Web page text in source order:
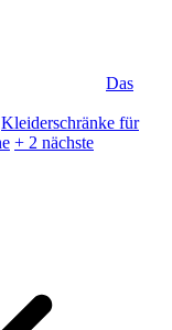
Das
Kleiderschränke für
+ 2 nächste